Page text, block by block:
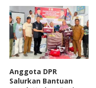
Anggota DPR
Salurkan Bantuan